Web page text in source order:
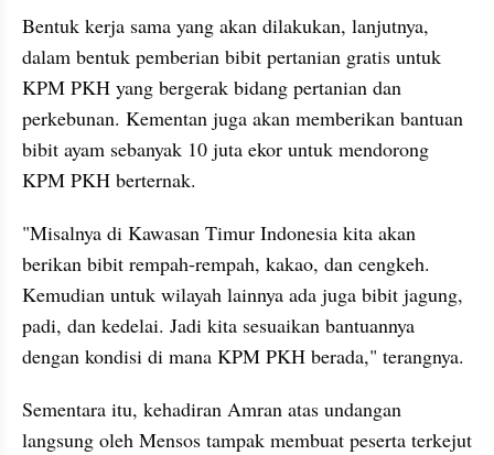
Bentuk kerja sama yang akan dilakukan, lanjutnya,
dalam bentuk pemberian bibit pertanian gratis untuk
KPM PKH yang bergerak bidang pertanian dan
perkebunan. Kementan juga akan memberikan bantuan
bibit ayam sebanyak 10 juta ekor untuk mendorong
KPM PKH berternak.
"Misalnya di Kawasan Timur Indonesia kita akan
berikan bibit rempah-rempah, kakao, dan cengkeh.
Kemudian untuk wilayah lainnya ada juga bibit jagung,
padi, dan kedelai. Jadi kita sesuaikan bantuannya
dengan kondisi di mana KPM PKH berada," terangnya.
Sementara itu, kehadiran Amran atas undangan
langsung oleh Mensos tampak membuat peserta terkejut